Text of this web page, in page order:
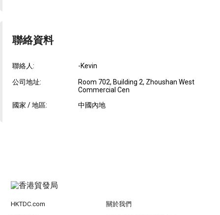
聯絡資料
聯絡人: -Kevin
公司地址:
Room 702, Building 2, Zhoushan West
Commercial Cen
國家 / 地區:
中國內地
HKTDC.com 關於我們